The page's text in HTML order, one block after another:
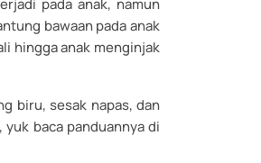
pada anak, namun
bawaan pada anak
hingga anak menginjak
biru, sesak napas, dan
baca panduannya di